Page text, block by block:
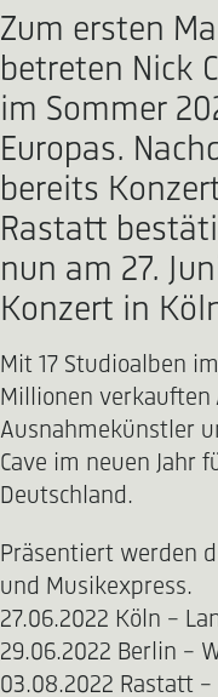
Zum ersten
betreten Nick
im Sommer
Europas.
bereits
Rastatt
nun am 27.
Konzert in
Mit 17 Studioalben
Millionen verkauften
Ausnahmekünstler
Cave im neuen Jahr
Deutschland.
Präsentiert werden
und Musikexpress.
27.06.2022 Köln -
29.06.2022 Berlin -
03.08.2022 Rastatt -